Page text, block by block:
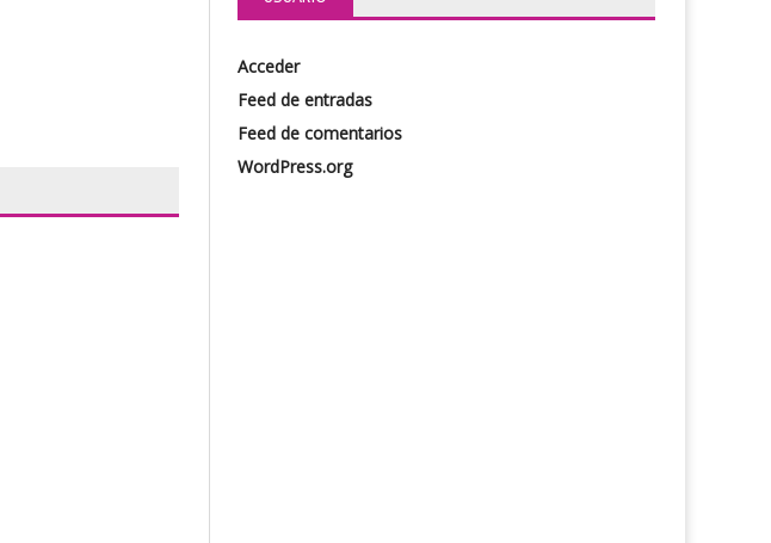
Acceder
Feed de entradas
Feed de comentarios
WordPress.org